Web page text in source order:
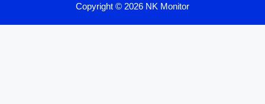
Copyright © 2026 NK Monitor